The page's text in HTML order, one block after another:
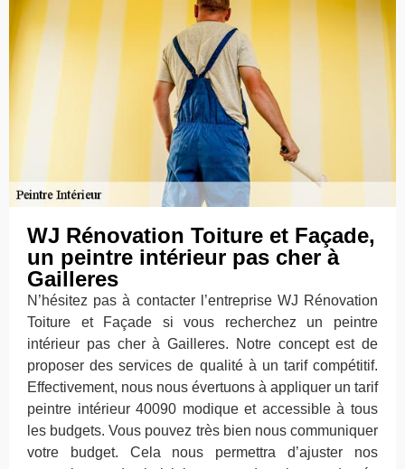
WJ Rénovation Toiture et Façade,
un peintre intérieur pas cher à
Gailleres
N’hésitez pas à contacter l’entreprise WJ Rénovation
Toiture et Façade si vous recherchez un peintre
intérieur pas cher à Gailleres. Notre concept est de
proposer des services de qualité à un tarif compétitif.
Effectivement, nous nous évertuons à appliquer un tarif
peintre intérieur 40090 modique et accessible à tous
les budgets. Vous pouvez très bien nous communiquer
votre budget. Cela nous permettra d’ajuster nos